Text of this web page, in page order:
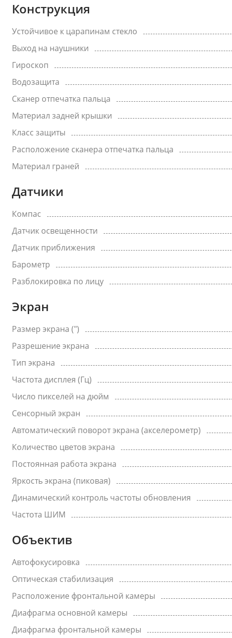
Конструкция
Устойчивое к царапинам стекло
Выход на наушники
Гироскоп
Водозащита
Сканер отпечатка пальца
Материал задней крышки
Класс защиты
Расположение сканера отпечатка пальца
Материал граней
Датчики
Компас
Датчик освещенности
Датчик приближения
Барометр
Разблокировка по лицу
Экран
Размер экрана (")
Разрешение экрана
Тип экрана
Частота дисплея (Гц)
Число пикселей на дюйм
Сенсорный экран
Автоматический поворот экрана (акселерометр)
Количество цветов экрана
Постоянная работа экрана
Яркость экрана (пиковая)
Динамический контроль частоты обновления
Частота ШИМ
Объектив
Автофокусировка
Оптическая стабилизация
Расположение фронтальной камеры
Диафрагма основной камеры
Диафрагма фронтальной камеры